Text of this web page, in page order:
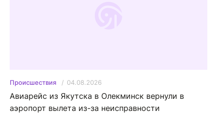
Происшествия 04.08.2026
Авиарейс из Якутска в Олекминск вернули в
аэропорт вылета из-за неисправности